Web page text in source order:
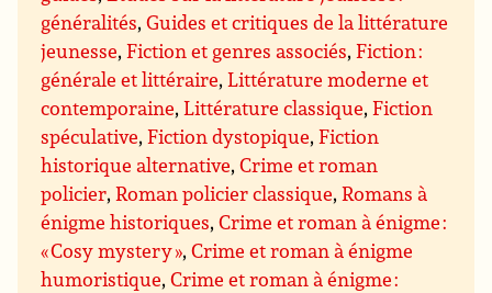
généralités,Guides et critiques de la littérature
jeunesse,Fiction et genres associés,Fiction :
générale et littéraire,Littérature moderne et
contemporaine,Littérature classique,Fiction
spéculative,Fiction dystopique,Fiction
historique alternative,Crime et roman
policier,Roman policier classique,Romans à
énigme historiques,Crime et roman à énigme :
« Cosy mystery »,Crime et roman à énigme
humoristique,Crime et roman à énigme :